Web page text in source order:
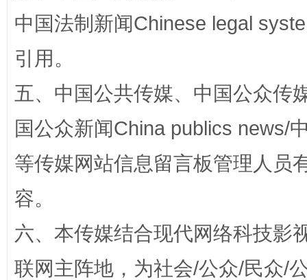
中国法制新闻Chinese legal
引用。
五、中国公共传媒、中国公众传
国公众新闻China publics news/
等传媒网站信息留言板管理人员
容。
六、本传媒结合现代网络科技影
联网主阵地，为社会/公众/民众/